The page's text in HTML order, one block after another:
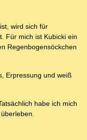
wird sich für
Für mich ist Kubicki ein
Regenbogensöckchen
Erpressung und weiß
habe ich mich